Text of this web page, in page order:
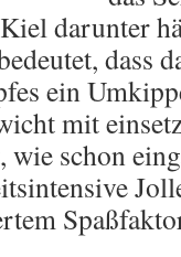
darunter
dass
ein
mit
wie schon